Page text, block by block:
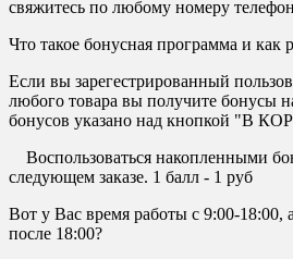
свяжитесь по любому номеру
Что такое бонусная программа и как
Если вы зарегестрированный
любого товара вы получите бонусы
бонусов указано над кнопкой "В
Воспользоваться накопленными
следующем заказе. 1 балл - 1 руб
Вот у Вас время работы с 9:00-18:00,
после 18:00?